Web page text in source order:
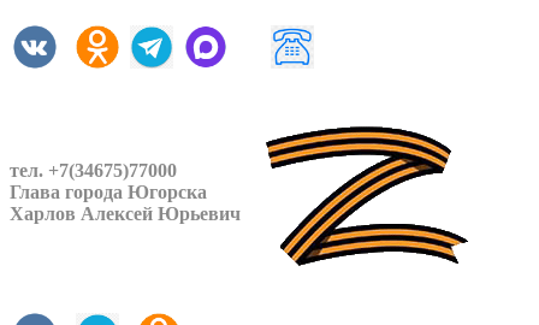
тел. +7(34675)77000
Глава города Югорска
Харлов Алексей Юрьевич